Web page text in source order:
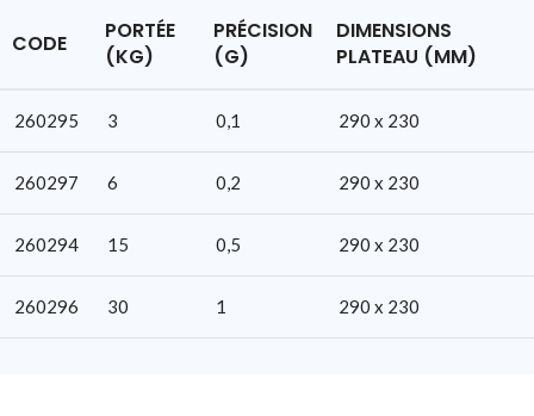
CODE
PORTÉE
(KG)
PRÉCISION
(G)
DIMENSIONS
PLATEAU (MM)
260295 3 0,1 290 x 230
260297 6 0,2 290 x 230
260294 15 0,5 290 x 230
260296 30 1 290 x 230